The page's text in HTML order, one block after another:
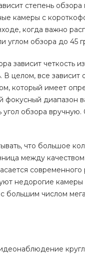
степень
камеры с
когда важно
углом обзора до 45
зависит четкость
целом, все зависит
который имеет
диапазон
обзора вручную.
что большое
между
недорогие
большим числом